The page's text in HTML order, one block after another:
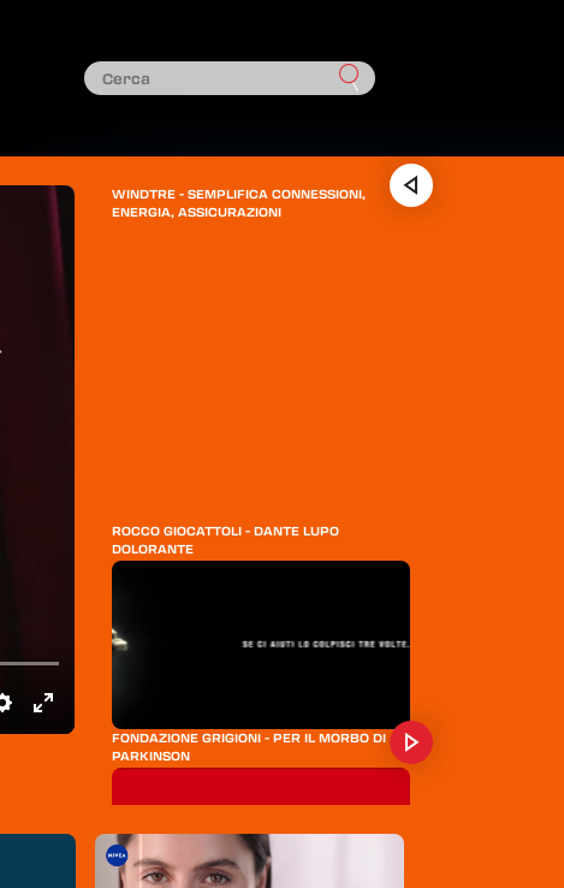
WINDTRE - SEMPLIFICA CONNESSIONI,
ENERGIA, ASSICURAZIONI
ROCCO GIOCATTOLI - DANTE LUPO
DOLORANTE
FONDAZIONE GRIGIONI - PER IL MORBO DI
PARKINSON